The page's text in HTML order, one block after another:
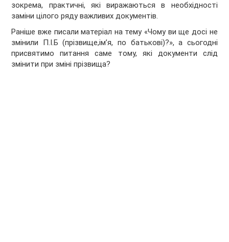
зокрема, практичні, які виражаються в необхідності
заміни цілого ряду важливих документів.
Раніше вже писали матеріал на тему «Чому ви ще досі не
змінили П.І.Б (прізвище,ім’я, по батькові)?», а сьогодні
присвятимо питання саме тому, які документи слід
змінити при зміні прізвища?